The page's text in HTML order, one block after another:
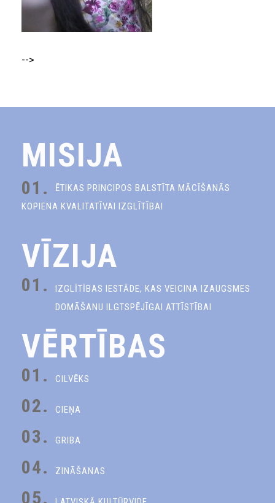
-->
MISIJA
01.
ĒTIKAS PRINCIPOS BALSTĪTA MĀCĪŠANĀS
KOPIENA KVALITATĪVAI IZGLĪTĪBAI
VĪZIJA
01.
IZGLĪTĪBAS IESTĀDE, KAS VEICINA IZAUGSMES
DOMĀŠANU ILGTSPĒJĪGAI ATTĪSTĪBAI
VĒRTĪBAS
01. CILVĒKS
02. CIEŅA
03. GRIBA
04. ZINĀŠANAS
05.